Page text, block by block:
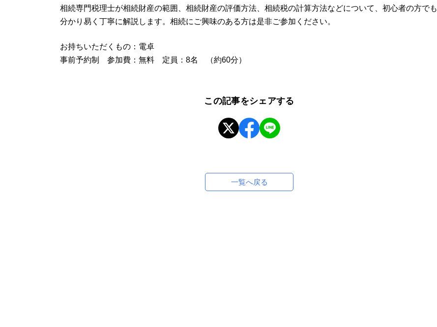
相続専門税理士が相続財産の範囲、相続財産の評価方法、相続税の計算方法などについて、初心者の方でも
分かり易く丁寧に解説します。相続にご興味のある方は是非ご参加ください。
お持ちいただくもの：電卓
事前予約制 参加費：無料 定員：8名 （約60分）
この記事をシェアする
一覧へ戻る